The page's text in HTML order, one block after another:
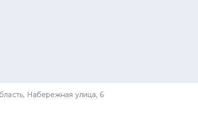
Набережная улица, 6